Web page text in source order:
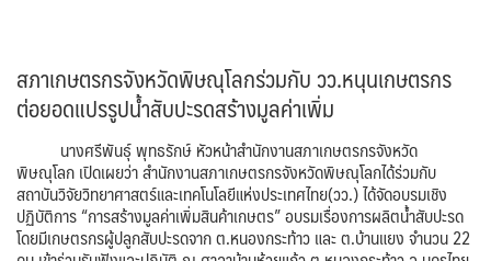
สภาเกษตรกรจังหวัดพิษณุโลกร่วมกับ วว.หนุนเกษตรกร
ต่อยอดแปรรูปน้ำสับปะรดสร้างมูลค่าเพิ่ม
นางศรีพันธุ์ พุทธรักษ์ หัวหน้าสำนักงานสภาเกษตรกรจังหวัด
พิษณุโลก เปิดเผยว่า สำนักงานสภาเกษตรกรจังหวัดพิษณุโลกได้ร่วมกับ
สถาบันวิจัยวิทยาศาสตร์และเทคโนโลยีแห่งประเทศไทย(วว.) ได้จัดอบรมเชิง
ปฏิบัติการ “การสร้างมูลค่าเพิ่มสินค้าเกษตร” อบรมเรื่องการผลิตน้ำสับปะรด
โดยมีเกษตรกรผู้ปลูกสับปะรดจาก ต.หนองกระท้าว และ ต.บ้านแยง จำนวน 22